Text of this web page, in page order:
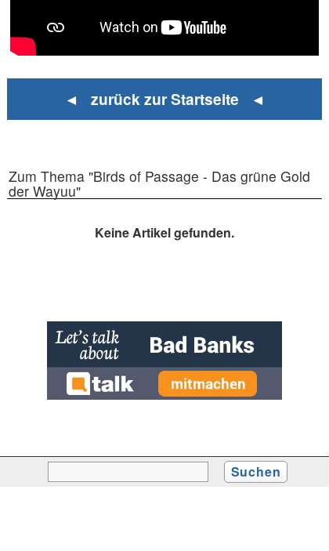
◄ zurück zur Startseite ◄
Zum Thema "Birds of Passage - Das grüne Gold
der Wayuu"
Keine Artikel gefunden.